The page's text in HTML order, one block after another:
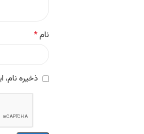
نام*
ذخیره